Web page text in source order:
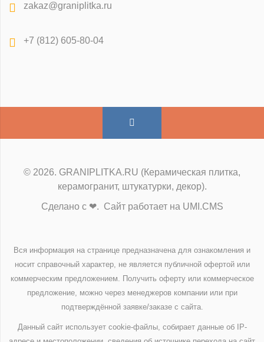
zakaz@graniplitka.ru
+7 (812) 605-80-04
© 2026. GRANIPLITKA.RU (Керамическая плитка,
керамогранит, штукатурки, декор).
Сделано с ❤. Сайт работает на UMI.CMS
Вся информация на странице предназначена для ознакомления и
носит справочный характер, не является публичной офертой или
коммерческим предложением. Получить оферту или коммерческое
предложение, можно через менеджеров компании или при
подтверждённой заявке/заказе с сайта.
Данный сайт использует cookie-файлы, собирает данные об IP-